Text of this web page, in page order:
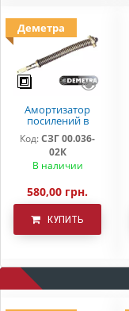
Деметра
Амортизатор
посилений в
зборі СЗ-3,6 (5,4)
Код:СЗГ 00.036-
02К
В наличии
580,00 грн.
КУПИТЬ